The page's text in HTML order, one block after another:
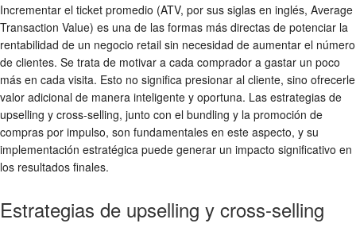
Incrementar el ticket promedio (ATV, por sus siglas en inglés, Average
Transaction Value) es una de las formas más directas de potenciar la
rentabilidad de un negocio retail sin necesidad de aumentar el número
de clientes. Se trata de motivar a cada comprador a gastar un poco
más en cada visita. Esto no significa presionar al cliente, sino ofrecerle
valor adicional de manera inteligente y oportuna. Las estrategias de
upselling y cross-selling, junto con el bundling y la promoción de
compras por impulso, son fundamentales en este aspecto, y su
implementación estratégica puede generar un impacto significativo en
los resultados finales.
Estrategias de upselling y cross-selling